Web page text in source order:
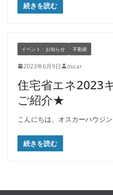
続きを読む
イベント・お知らせ 不動産
2023年6月9日 oscar
住宅省エネ2023
ご紹介★
こんにちは、オスカーハウジ
続きを読む